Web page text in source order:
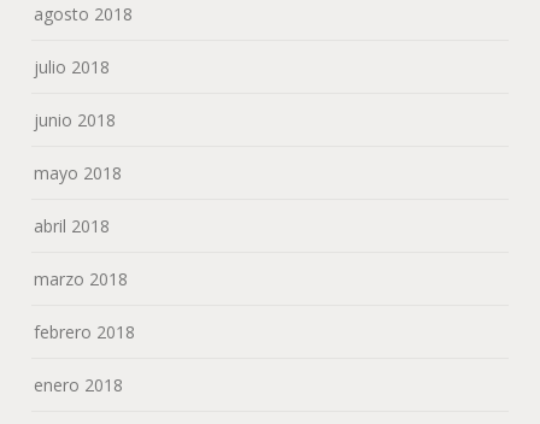
agosto 2018
julio 2018
junio 2018
mayo 2018
abril 2018
marzo 2018
febrero 2018
enero 2018